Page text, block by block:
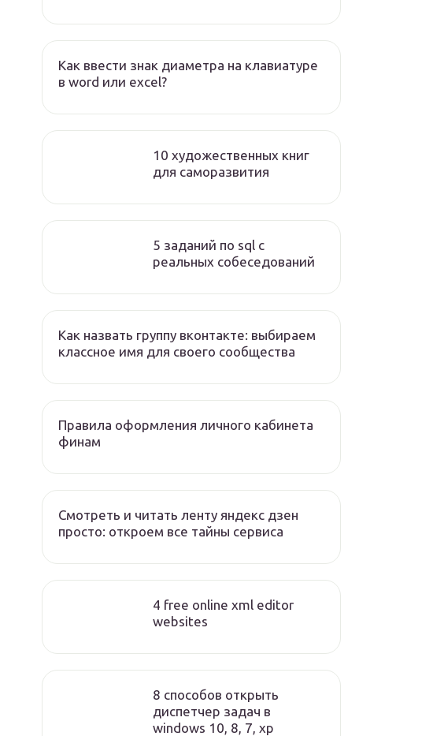
Как ввести знак диаметра на клавиатуре
в word или excel?
10 художественных книг
для саморазвития
5 заданий по sql с
реальных собеседований
Как назвать группу вконтакте: выбираем
классное имя для своего сообщества
Правила оформления личного кабинета
финам
Смотреть и читать ленту яндекс дзен
просто: откроем все тайны сервиса
4 free online xml editor
websites
8 способов открыть
диспетчер задач в
windows 10, 8, 7, xp